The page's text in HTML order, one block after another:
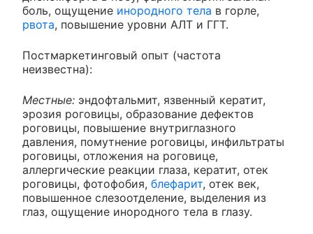
боль, ощущение инородного тела в горле,
рвота, повышение уровни АЛТ и ГГТ.
Постмаркетинговый опыт (частота
неизвестна):
Местные: эндофтальмит, язвенный кератит,
эрозия роговицы, образование дефектов
роговицы, повышение внутриглазного
давления, помутнение роговицы, инфильтраты
роговицы, отложения на роговице,
аллергические реакции глаза, кератит, отек
роговицы, фотофобия, блефарит, отек век,
повышенное слезоотделение, выделения из
глаз, ощущение инородного тела в глазу.